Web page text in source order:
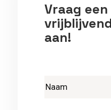
Vraag een
aan!